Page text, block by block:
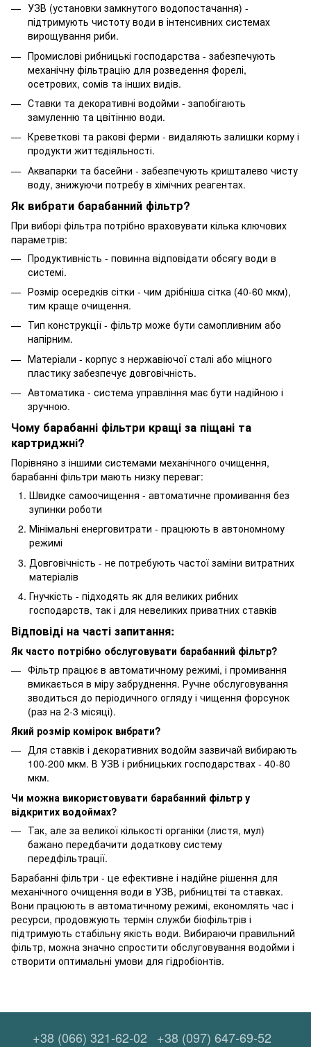
УЗВ (установки замкнутого водопостачання) -
підтримують чистоту води в інтенсивних системах
вирощування риби.
Промислові рибницькі господарства - забезпечують
механічну фільтрацію для розведення форелі,
осетрових, сомів та інших видів.
Ставки та декоративні водойми - запобігають
замуленню та цвітінню води.
Креветкові та ракові ферми - видаляють залишки корму і
продукти життєдіяльності.
Аквапарки та басейни - забезпечують кришталево чисту
воду, знижуючи потребу в хімічних реагентах.
Як вибрати барабанний фільтр?
При виборі фільтра потрібно враховувати кілька ключових
параметрів:
Продуктивність - повинна відповідати обсягу води в
системі.
Розмір осередків сітки - чим дрібніша сітка (40-60 мкм),
тим краще очищення.
Тип конструкції - фільтр може бути самопливним або
напірним.
Матеріали - корпус з нержавіючої сталі або міцного
пластику забезпечує довговічність.
Автоматика - система управління має бути надійною і
зручною.
Чому барабанні фільтри кращі за піщані та
картриджні?
Порівняно з іншими системами механічного очищення,
барабанні фільтри мають низку переваг:
Швидке самоочищення - автоматичне промивання без
зупинки роботи
Мінімальні енерговитрати - працюють в автономному
режимі
Довговічність - не потребують частої заміни витратних
матеріалів
Гнучкість - підходять як для великих рибних
господарств, так і для невеликих приватних ставків
Відповіді на часті запитання:
Як часто потрібно обслуговувати барабанний фільтр?
Фільтр працює в автоматичному режимі, і промивання
вмикається в міру забруднення. Ручне обслуговування
зводиться до періодичного огляду і чищення форсунок
(раз на 2-3 місяці).
Який розмір комірок вибрати?
Для ставків і декоративних водойм зазвичай вибирають
100-200 мкм. В УЗВ і рибницьких господарствах - 40-80
мкм.
Чи можна використовувати барабанний фільтр у
відкритих водоймах?
Так, але за великої кількості органіки (листя, мул)
бажано передбачити додаткову систему
передфільтрації.
Барабанні фільтри - це ефективне і надійне рішення для
механічного очищення води в УЗВ, рибництві та ставках.
Вони працюють в автоматичному режимі, економлять час і
ресурси, продовжують термін служби біофільтрів і
підтримують стабільну якість води. Вибираючи правильний
фільтр, можна значно спростити обслуговування водойми і
створити оптимальні умови для гідробіонтів.
+38 (066) 321-62-02 +38 (097) 647-69-52